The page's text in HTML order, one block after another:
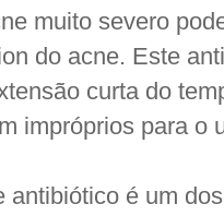
muito severo
do acne. Este
curta do
impróprios para o
antibiótico é um